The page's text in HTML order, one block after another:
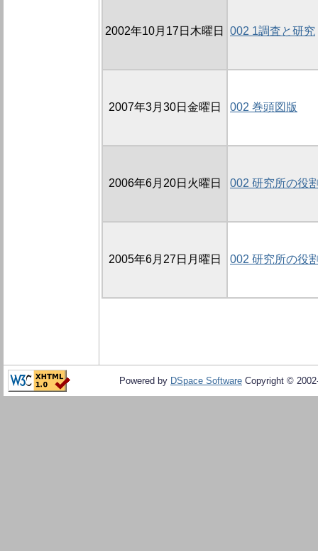
2002年10月17日木曜日 002 1調査と研究
2007年3月30日金曜日 002 巻頭図版
2006年6月20日火曜日 002 研究所の役
2005年6月27日月曜日 002 研究所の役
Powered by DSpace Software Copyright ©